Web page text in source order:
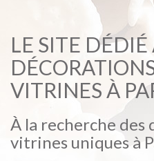
LE SITE DÉDIÉ
VITRINES À
À la recherche des
vitrines uniques à